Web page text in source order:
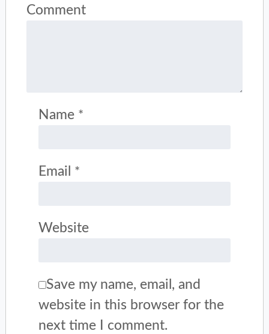
Comment
Name *
Email *
Website
Save my name, email, and
website in this browser for the
next time I comment.